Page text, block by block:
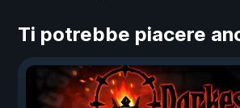
Ti potrebbe piacere